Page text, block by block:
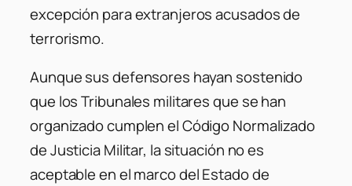
excepción para extranjeros acusados de
terrorismo.
Aunque sus defensores hayan sostenido
que los Tribunales militares que se han
organizado cumplen el Código Normalizado
de Justicia Militar, la situación no es
aceptable en el marco del Estado de